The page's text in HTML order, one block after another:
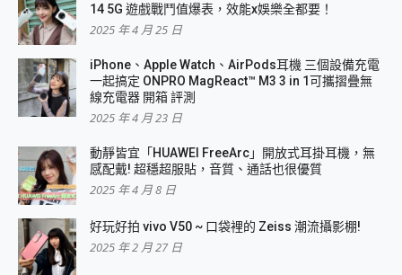
14 5G 遊戲戰鬥值爆表，效能x娛樂全都要！
2025 年 4 月 25 日
iPhone、Apple Watch、AirPods耳機 三個設備充電
一起搞定 ONPRO MagReact™ M3 3 in 1可攜摺疊無
線充電器 開箱 評測
2025 年 4 月 23 日
動靜皆宜「HUAWEI FreeArc」開放式耳掛耳機，無
感配戴! 超穩超服貼，音質、通話也很優質
2025 年 4 月 8 日
好玩好拍 vivo V50 ~ 口袋裡的 Zeiss 潮流攝影棚!
2025 年 2 月 27 日